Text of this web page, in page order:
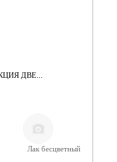
ДВЕ...
Лак бесцветный